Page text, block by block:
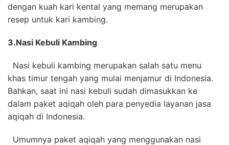
dengan kuah kari kental yang memang merupakan
resep untuk kari kambing.
3.Nasi Kebuli Kambing
Nasi kebuli kambing merupakan salah satu menu
khas timur tengah yang mulai menjamur di Indonesia.
Bahkan, saat ini nasi kebuli sudah dimasukkan ke
dalam paket aqiqah oleh para penyedia layanan jasa
aqiqah di Indonesia.
Umumnya paket aqiqah yang menggunakan nasi